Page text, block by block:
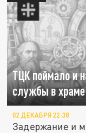
ТЦК поймало и
службы в
02 ДЕКАБРЯ 22:38
Задержание и